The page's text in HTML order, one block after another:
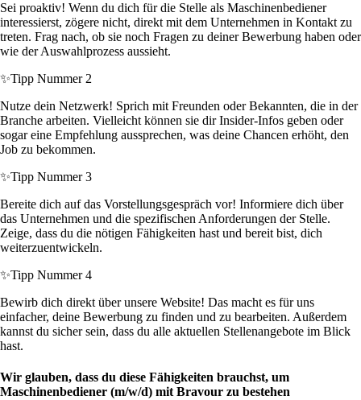
Sei proaktiv! Wenn du dich für die Stelle als Maschinenbediener
interessierst, zögere nicht, direkt mit dem Unternehmen in Kontakt zu
treten. Frag nach, ob sie noch Fragen zu deiner Bewerbung haben oder
wie der Auswahlprozess aussieht.
✨Tipp Nummer 2
Nutze dein Netzwerk! Sprich mit Freunden oder Bekannten, die in der
Branche arbeiten. Vielleicht können sie dir Insider-Infos geben oder
sogar eine Empfehlung aussprechen, was deine Chancen erhöht, den
Job zu bekommen.
✨Tipp Nummer 3
Bereite dich auf das Vorstellungsgespräch vor! Informiere dich über
das Unternehmen und die spezifischen Anforderungen der Stelle.
Zeige, dass du die nötigen Fähigkeiten hast und bereit bist, dich
weiterzuentwickeln.
✨Tipp Nummer 4
Bewirb dich direkt über unsere Website! Das macht es für uns
einfacher, deine Bewerbung zu finden und zu bearbeiten. Außerdem
kannst du sicher sein, dass du alle aktuellen Stellenangebote im Blick
hast.
Wir glauben, dass du diese Fähigkeiten brauchst, um
Maschinenbediener (m/w/d) mit Bravour zu bestehen